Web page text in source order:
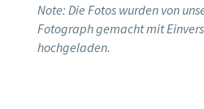
Note: Die Fotos wurden von
Fotograph gemacht mit
hochgeladen.